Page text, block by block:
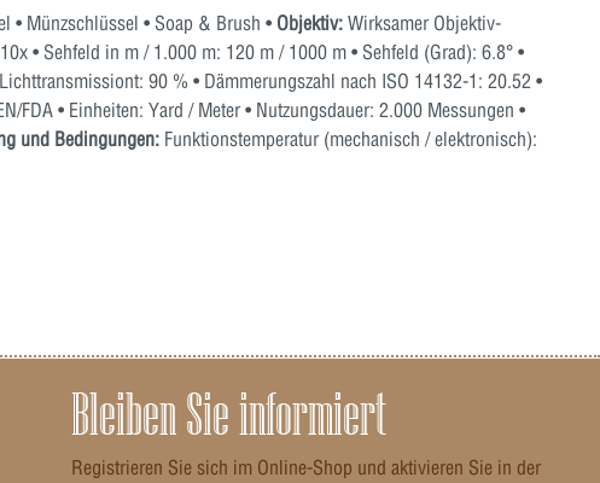
• Münzschlüssel • Soap & Brush • Objektiv: Wirksamer Objektiv-
• Sehfeld in m / 1.000 m: 120 m / 1000 m • Sehfeld (Grad): 6.8° •
90 % • Dämmerungszahl nach ISO 14132-1: 20.52 •
FDA • Einheiten: Yard / Meter • Nutzungsdauer: 2.000 Messungen •
und Bedingungen: Funktionstemperatur (mechanisch / elektronisch):
Bleiben Sie informiert
Registrieren Sie sich im Online-Shop und aktivieren Sie in der